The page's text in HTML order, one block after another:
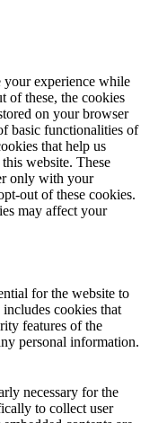
your experience while
of these, the cookies
on your browser
basic functionalities of
that help us
website. These
only with your
out of these cookies.
may affect your
for the website to
cookies that
features of the
personal information.
necessary for the
to collect user